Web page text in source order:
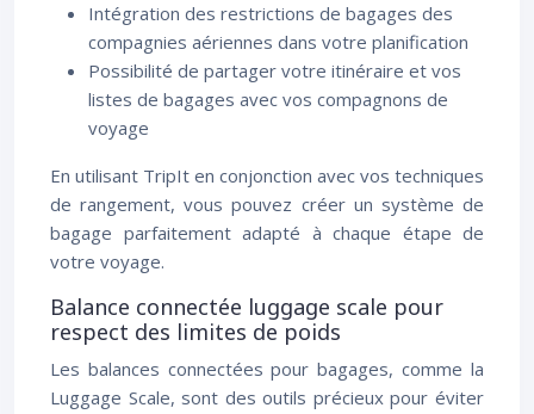
Intégration des restrictions de bagages des
compagnies aériennes dans votre planification
Possibilité de partager votre itinéraire et vos
listes de bagages avec vos compagnons de
voyage
En utilisant TripIt en conjonction avec vos techniques
de rangement, vous pouvez créer un système de
bagage parfaitement adapté à chaque étape de
votre voyage.
Balance connectée luggage scale pour
respect des limites de poids
Les balances connectées pour bagages, comme la
Luggage Scale, sont des outils précieux pour éviter